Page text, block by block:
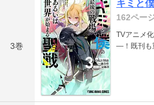
3巻
キミと
162ペー
TVアニメ
―！既刊も